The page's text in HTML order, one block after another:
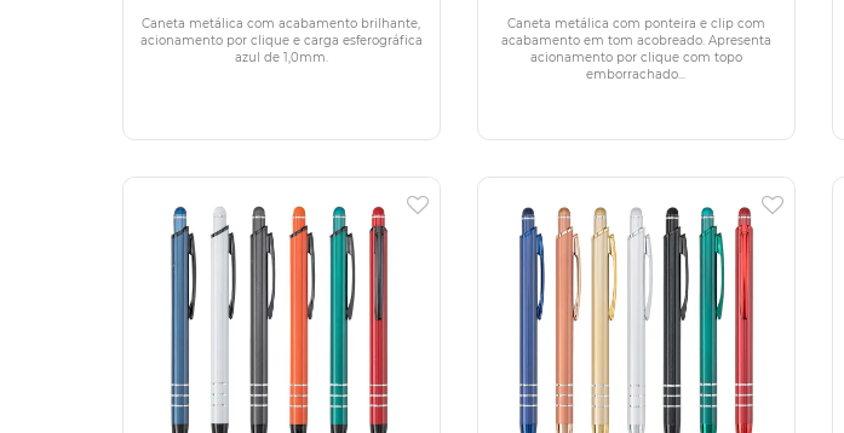
Caneta metálica com acabamento brilhante,
acionamento por clique e carga esferográfica
azul de 1,0mm.
Caneta metálica com ponteira e clip com
acabamento em tom acobreado. Apresenta
acionamento por clique com topo
emborrachado...